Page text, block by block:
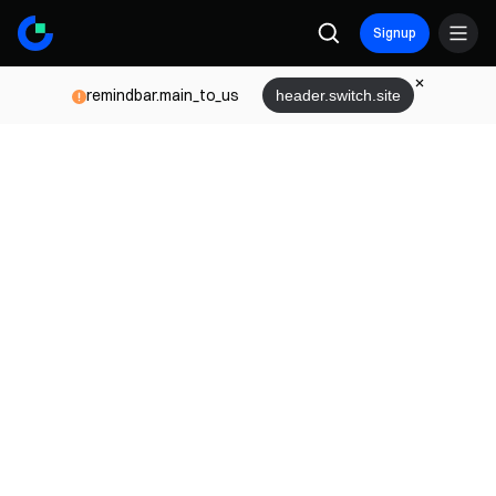
Signup
remindbar.main_to_us header.switch.site